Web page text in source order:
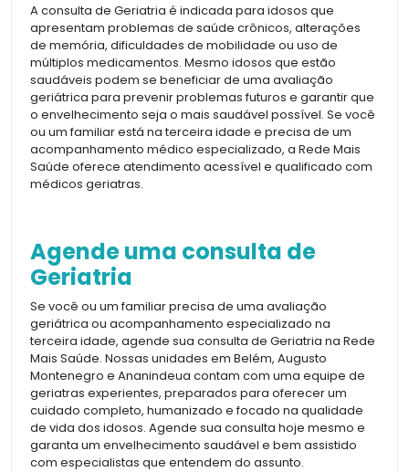
A consulta de Geriatria é indicada para idosos que
apresentam problemas de saúde crônicos, alterações
de memória, dificuldades de mobilidade ou uso de
múltiplos medicamentos. Mesmo idosos que estão
saudáveis podem se beneficiar de uma avaliação
geriátrica para prevenir problemas futuros e garantir que
o envelhecimento seja o mais saudável possível. Se você
ou um familiar está na terceira idade e precisa de um
acompanhamento médico especializado, a Rede Mais
Saúde oferece atendimento acessível e qualificado com
médicos geriatras.
Agende uma consulta de
Geriatria
Se você ou um familiar precisa de uma avaliação
geriátrica ou acompanhamento especializado na
terceira idade, agende sua consulta de Geriatria na Rede
Mais Saúde. Nossas unidades em Belém, Augusto
Montenegro e Ananindeua contam com uma equipe de
geriatras experientes, preparados para oferecer um
cuidado completo, humanizado e focado na qualidade
de vida dos idosos. Agende sua consulta hoje mesmo e
garanta um envelhecimento saudável e bem assistido
com especialistas que entendem do assunto.